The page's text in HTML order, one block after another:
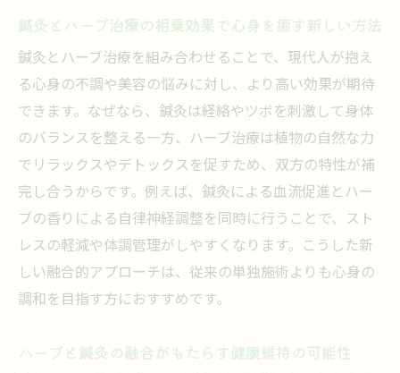
オーガニックハーブと鍼灸の相性と活用法
を解説
鍼灸とハーブ治療の選び方と生活への取り
入れ方
美容と健康を支える鍼灸の魅力と可能性
鍼灸がもたらす美容と健康への深いアプロ
ーチ
ハーブと鍼灸で肌悩みや体質を根本から改
善
鍼灸の施術とハーブの効果的な組み合わせ
方
力
鍼灸とハーブ治療の相乗効果で心身を癒す新しい方法
鍼灸とハーブ治療を組み合わせることで、現代人が抱え
る心身の不調や美容の悩みに対し、より高い効果が期待
できます。なぜなら、鍼灸は経絡やツボを刺激して身体
のバランスを整える一方、ハーブ治療は植物の自然な力
でリラックスやデトックスを促すため、双方の特性が補
完し合うからです。例えば、鍼灸による血流促進とハー
ブの香りによる自律神経調整を同時に行うことで、スト
レスの軽減や体調管理がしやすくなります。こうした新
しい融合的アプローチは、従来の単独施術よりも心身の
調和を目指す方におすすめです。
ハーブと鍼灸の融合がもたらす健康維持の可能性